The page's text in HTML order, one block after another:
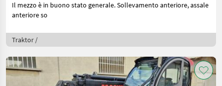
Il mezzo è in buono stato generale. Sollevamento anteriore, assale
anteriore so
Traktor /